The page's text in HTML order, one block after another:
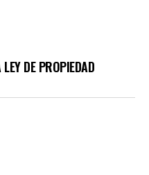
DE PROPIEDAD